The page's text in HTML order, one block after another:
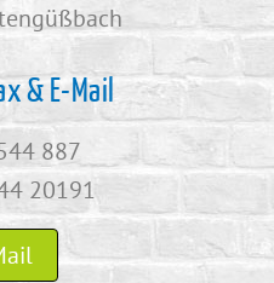
& E-Mail
887
20191